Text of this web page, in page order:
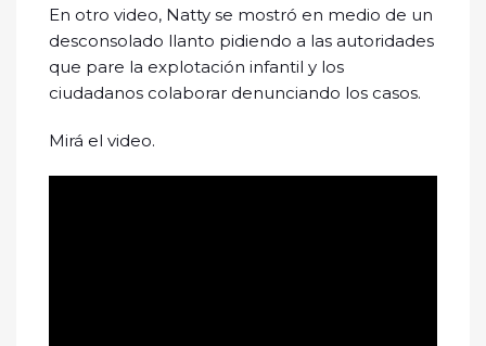
En otro video, Natty se mostró en medio de un
desconsolado llanto pidiendo a las autoridades
que pare la explotación infantil y los
ciudadanos colaborar denunciando los casos.
Mirá el video.